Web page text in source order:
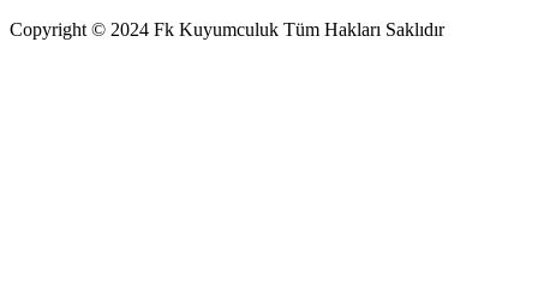
Copyright © 2024 Fk Kuyumculuk Tüm Hakları Saklıdır